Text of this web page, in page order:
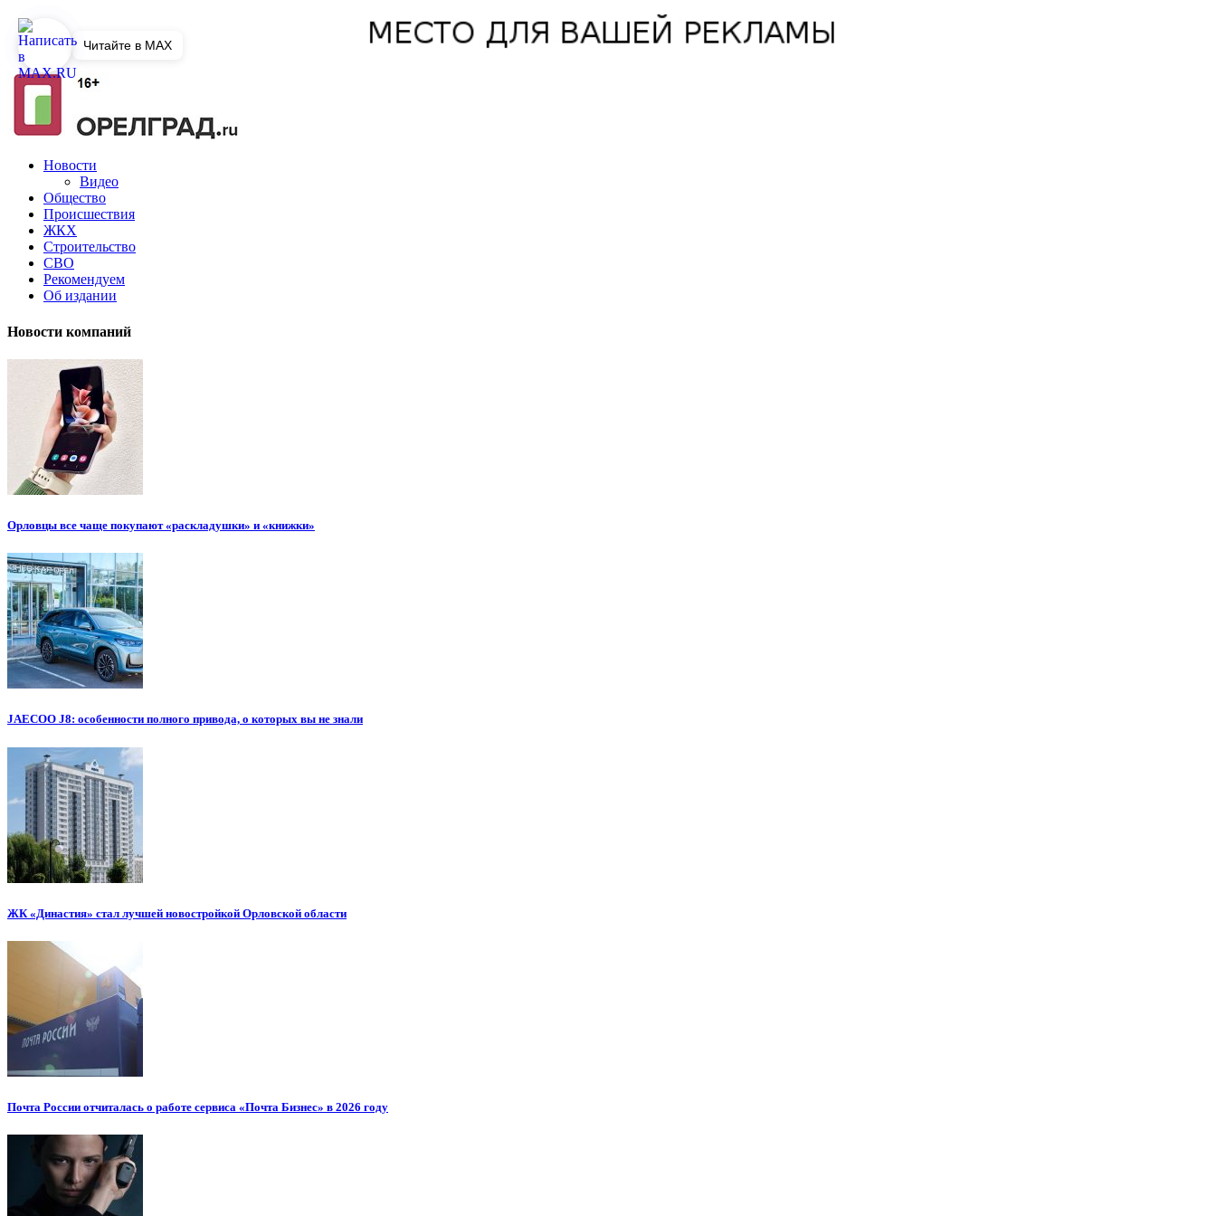
Новости
Видео
Общество
Происшествия
ЖКХ
Строительство
СВО
Рекомендуем
Об издании
Новости компаний
Орловцы все чаще покупают «раскладушки» и «книжки»
JAECOO J8: особенности полного привода, о которых вы не знали
ЖК «Династия» стал лучшей новостройкой Орловской области
Почта России отчиталась о работе сервиса «Почта Бизнес» в 2026 году
Читайте в MAX